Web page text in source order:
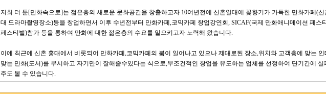
저희 더 툰[만화속으로]는 젊은층의 새로운 문화공간을 창출하고자 10여년전에 신촌일대에 꽃향기가 가득한 만화카페(신
대 드라마촬영장소)등을 창업하면서 이후 수년전부터 만화카페,코믹카페 창업강연회, SICAF(국제 만화애니메이션 페스
페스티벌)참가 등을 통하여 만화에 대한 젊은층의 수요를 일으키고자 노력해 왔습니다.
이에 최근에 신촌 홍대에서 비롯되어 만화카페,코믹카페의 붐이 일어나고 있으나 제대로된 장소,위치와 고객층에 맞는 인
맞는 만화(도서)를 무시하고 자기만이 잘해줄수있다는 식으로,무조건적인 창업을 유도하는 업체를 선정하여 단기간에 실
주도 볼 수 있습니다.